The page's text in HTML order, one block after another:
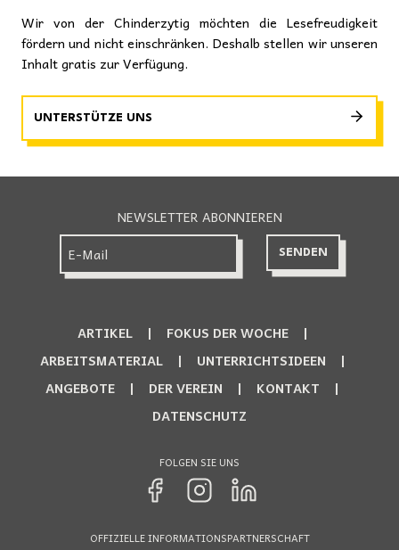
Wir von der Chinderzytig möchten die Lesefreudigkeit
fördern und nicht einschränken. Deshalb stellen wir unseren
Inhalt gratis zur Verfügung.
UNTERSTÜTZE UNS
NEWSLETTER ABONNIEREN
ARTIKEL
FOKUS DER WOCHE
ARBEITSMATERIAL
UNTERRICHTSIDEEN
ANGEBOTE
DER VEREIN
KONTAKT
DATENSCHUTZ
FOLGEN SIE UNS
OFFIZIELLE INFORMATIONSPARTNERSCHAFT